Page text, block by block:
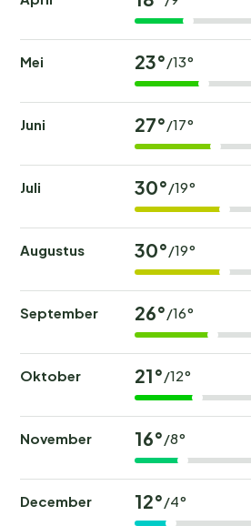
Mei 23°/13°
Juni 27°/17°
Juli 30°/19°
Augustus 30°/19°
September 26°/16°
Oktober 21°/12°
November 16°/8°
December 12°/4°